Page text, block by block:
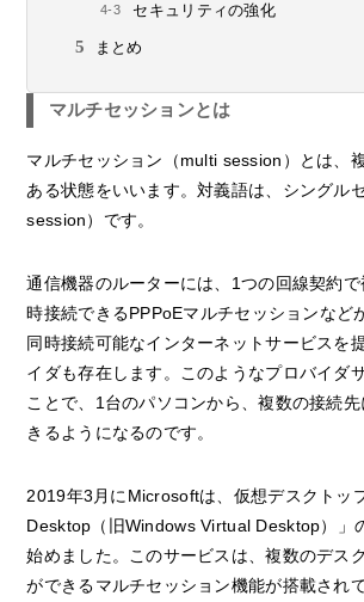
セキュリティの強化
まとめ
マルチセッションとは
マルチセッション（multi session）とは、
ある状態をいいます。対義語は、シングル
session）です。
通信機器のルーターには、1つの回線契約
時接続できるPPPoEマルチセッションなど
同時接続可能なインターネットサービスを
イダも存在します。このようなプロバイダ
ことで、1台のパソコンから、複数の接続
きるようになるのです。
2019年3月にMicrosoftは、仮想デスクトッ
Desktop（旧Windows Virtual Desktop）」
始めました。このサービスは、複数のデス
ができるマルチセッション機能が搭載され